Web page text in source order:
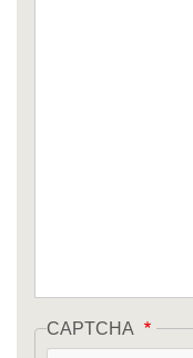
CAPTCHA